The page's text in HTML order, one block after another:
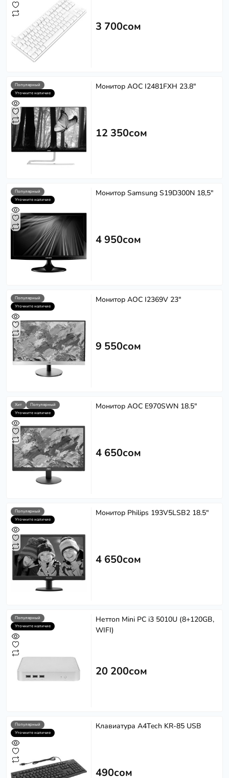
3 700сом
Популярный
Уточните наличие
Монитор AOC I2481FXH 23.8"
12 350сом
Популярный
Уточните наличие
Монитор Samsung S19D300N 18,5"
4 950сом
Популярный
Уточните наличие
Монитор AOC I2369V 23"
9 550сом
Хит
Популярный
Уточните наличие
Монитор AOC E970SWN 18.5"
4 650сом
Популярный
Уточните наличие
Монитор Philips 193V5LSB2 18.5"
4 650сом
Популярный
Уточните наличие
Неттоп Mini PC i3 5010U (8+120GB,
WIFI)
20 200сом
Популярный
Уточните наличие
Клавиатура A4Tech KR-85 USB
490сом